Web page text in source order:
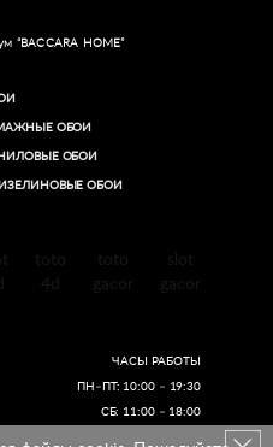
HOME”
ОБОИ
ОБОИ​
ОБОИ
ЧАСЫ РАБОТЫ
ПН–ПТ: 10:00 – 19:30
СБ: 11:00 – 18:00